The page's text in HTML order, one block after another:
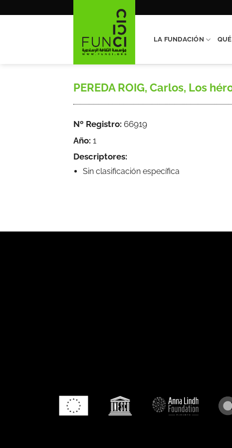
LA FUNDACIÓN
PEREDA ROIG, Carlos, Los
Nº Registro: 66919
Año: 1
Descriptores:
Sin clasificación específica